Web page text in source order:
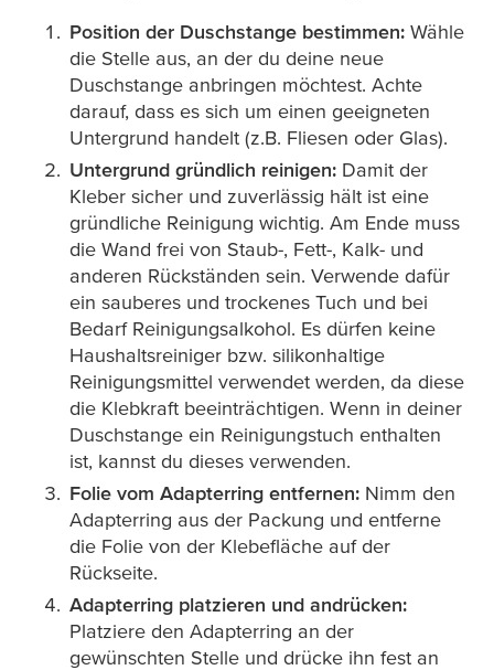
Position der Duschstange bestimmen: Wähle
die Stelle aus, an der du deine neue
Duschstange anbringen möchtest. Achte
darauf, dass es sich um einen geeigneten
Untergrund handelt (z.B. Fliesen oder Glas).
Untergrund gründlich reinigen: Damit der
Kleber sicher und zuverlässig hält ist eine
gründliche Reinigung wichtig. Am Ende muss
die Wand frei von Staub-, Fett-, Kalk- und
anderen Rückständen sein. Verwende dafür
ein sauberes und trockenes Tuch und bei
Bedarf Reinigungsalkohol. Es dürfen keine
Haushaltsreiniger bzw. silikonhaltige
Reinigungsmittel verwendet werden, da diese
die Klebkraft beeinträchtigen. Wenn in deiner
Duschstange ein Reinigungstuch enthalten
ist, kannst du dieses verwenden.
Folie vom Adapterring entfernen: Nimm den
Adapterring aus der Packung und entferne
die Folie von der Klebefläche auf der
Rückseite.
Adapterring platzieren und andrücken:
Platziere den Adapterring an der
gewünschten Stelle und drücke ihn fest an